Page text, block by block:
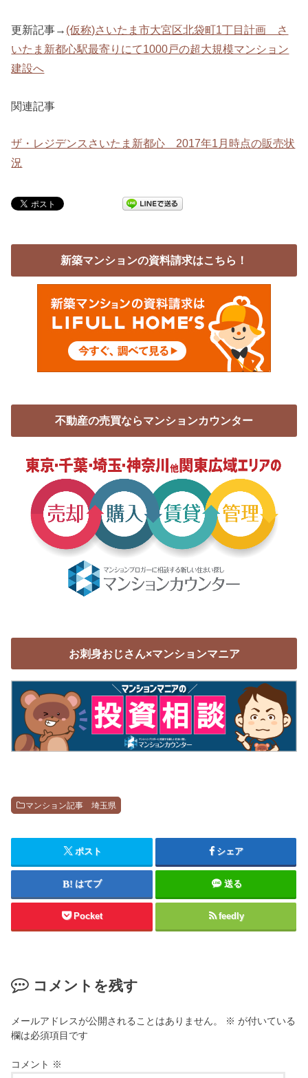
更新記事→ (仮称)さいたま市大宮区北袋町1丁目計画 さ
いたま新都心駅最寄りにて1000戸の超大規模マンション
建設へ
関連記事
ザ・レジデンスさいたま新都心 2017年1月時点の販売状
況
新築マンションの資料請求はこちら！
不動産の売買ならマンションカウンター
お刺身おじさん×マンションマニア
マンション記事 埼玉県
ポスト シェア
はてブ 送る
Pocket feedly
コメントを残す
メールアドレスが公開されることはありません。 ※ が付いている
欄は必須項目です
コメント ※